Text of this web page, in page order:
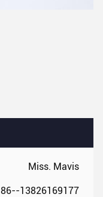
Miss. Mavis
86--13826169177